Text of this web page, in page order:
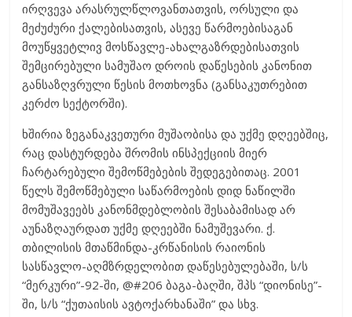
ირღვევა არასრულწლოვანთათვის, ორსული და
მეძუძური ქალებისათვის, ასევე წარმოებისაგან
მოუწყვეტლივ მოსწავლე-ახალგაზრდებისათვის
შემცირებული სამუშაო დროის დაწესების კანონით
განსაზღვრული წესის მოთხოვნა (განსაკუთრებით
კერძო სექტორში).
ხშირია ზეგანაკვეთური მუშაობისა და უქმე დღეებშიც,
რაც დასტურდება შრომის ინსპექციის მიერ
ჩარტარებული შემოწმებების შედეგებითაც. 2001
წელს შემოწმებული საწარმოების დიდ ნაწილში
მომუშავეებს კანონმდებლობის შესაბამისად არ
აუნაზღაურდათ უქმე დღეებში ნამუშევარი. ქ.
თბილისის მთაწმინდა-კრწანისის რაიონის
სასწავლო-აღმზრდელობით დაწესებულებაში, ს/ს
“მერკური”-92-ში, @#206 ბაგა-ბაღში, შპს “დიონისე”-
ში, ს/ს “ქუთაისის ავტოქარხანაში” და სხვ.